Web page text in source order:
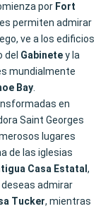
por Fort
permiten admirar
ve a los edificios
del Gabinetey la
mundialmente
Bay.
en
Saint Georges
lugares
de las iglesias
Casa Estatal ,
deseas admirar
Tucker, mientras